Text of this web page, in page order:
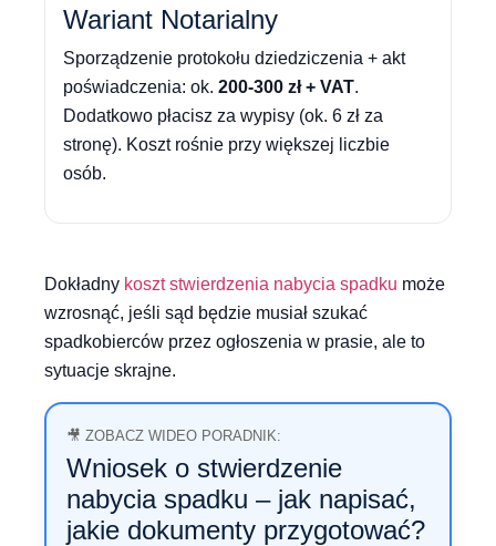
Wariant Notarialny
Sporządzenie protokołu dziedziczenia + akt
poświadczenia: ok. 200-300 zł + VAT.
Dodatkowo płacisz za wypisy (ok. 6 zł za
stronę). Koszt rośnie przy większej liczbie
osób.
Dokładny koszt stwierdzenia nabycia spadku może
wzrosnąć, jeśli sąd będzie musiał szukać
spadkobierców przez ogłoszenia w prasie, ale to
sytuacje skrajne.
🎥 ZOBACZ WIDEO PORADNIK:
Wniosek o stwierdzenie
nabycia spadku – jak napisać,
jakie dokumenty przygotować?